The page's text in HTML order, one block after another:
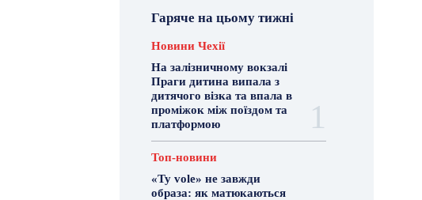
Гаряче на цьому тижні
Новини Чехії
На залізничному вокзалі
Праги дитина випала з
дитячого візка та впала в
проміжок між поїздом та
платформою
Топ-новини
«Ty vole» не завжди
образа: як матюкаються